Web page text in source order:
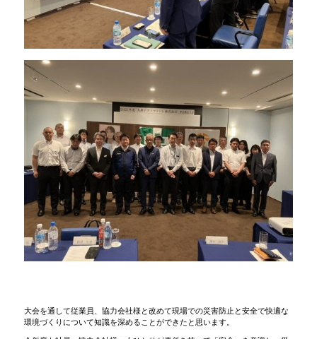
大会を通して従業員、協力会社様と改めて現場での災害防止と安全で快適な
環境づくりについて知識を深めることができたと思います。